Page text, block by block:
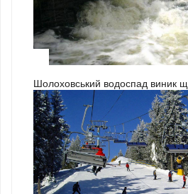
Шолоховський водоспад виник